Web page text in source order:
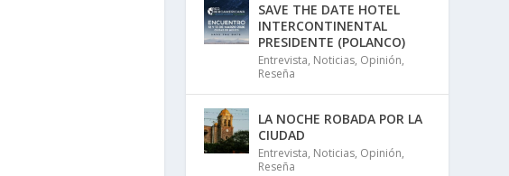
SAVE THE DATE HOTEL
INTERCONTINENTAL
PRESIDENTE (POLANCO)
Entrevista, Noticias, Opinión,
Reseña
LA NOCHE ROBADA POR LA
CIUDAD
Entrevista, Noticias, Opinión,
Reseña